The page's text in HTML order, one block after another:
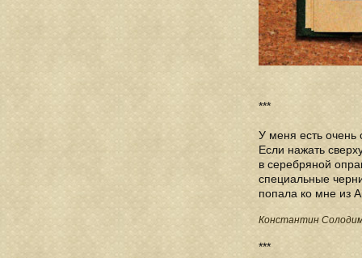
***
У меня есть очень
Если нажать
в серебряной
специальные
попала ко мне из
Константин
***